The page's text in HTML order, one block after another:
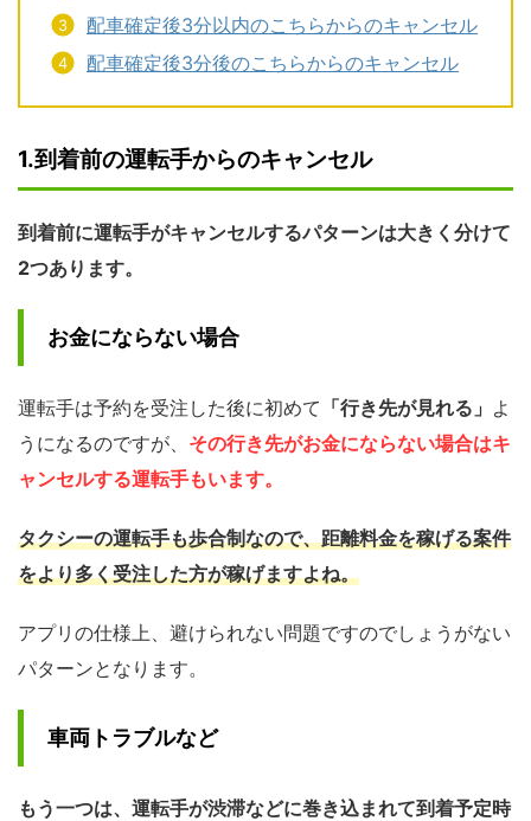
配車確定後3分以内のこちらからのキャンセル
配車確定後3分後のこちらからのキャンセル
1.到着前の運転手からのキャンセル
到着前に運転手がキャンセルするパターンは大きく分けて
2つあります。
お金にならない場合
運転手は予約を受注した後に初めて 「行き先が見れる」 よ
うになるのですが、 その行き先がお金にならない場合はキ
ャンセルする運転手もいます。
タクシーの運転手も歩合制なので、距離料金を稼げる案件
をより多く受注した方が稼げますよね。
アプリの仕様上、避けられない問題ですのでしょうがない
パターンとなります。
車両トラブルなど
もう一つは、運転手が渋滞などに巻き込まれて到着予定時